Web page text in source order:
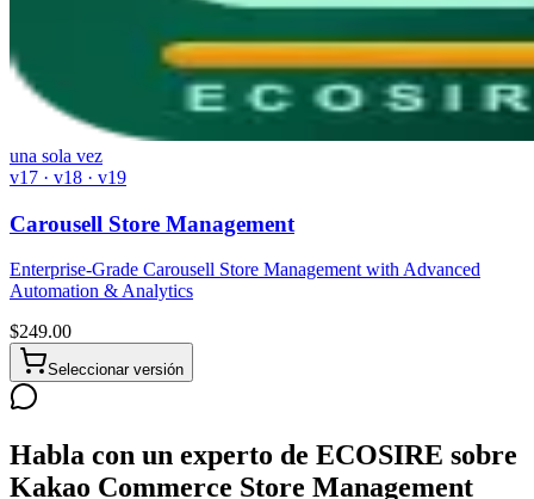
una sola vez
v17 · v18 · v19
Carousell Store Management
Enterprise-Grade Carousell Store Management with Advanced
Automation & Analytics
$249.00
Seleccionar versión
Habla con un experto de ECOSIRE sobre
Kakao Commerce Store Management